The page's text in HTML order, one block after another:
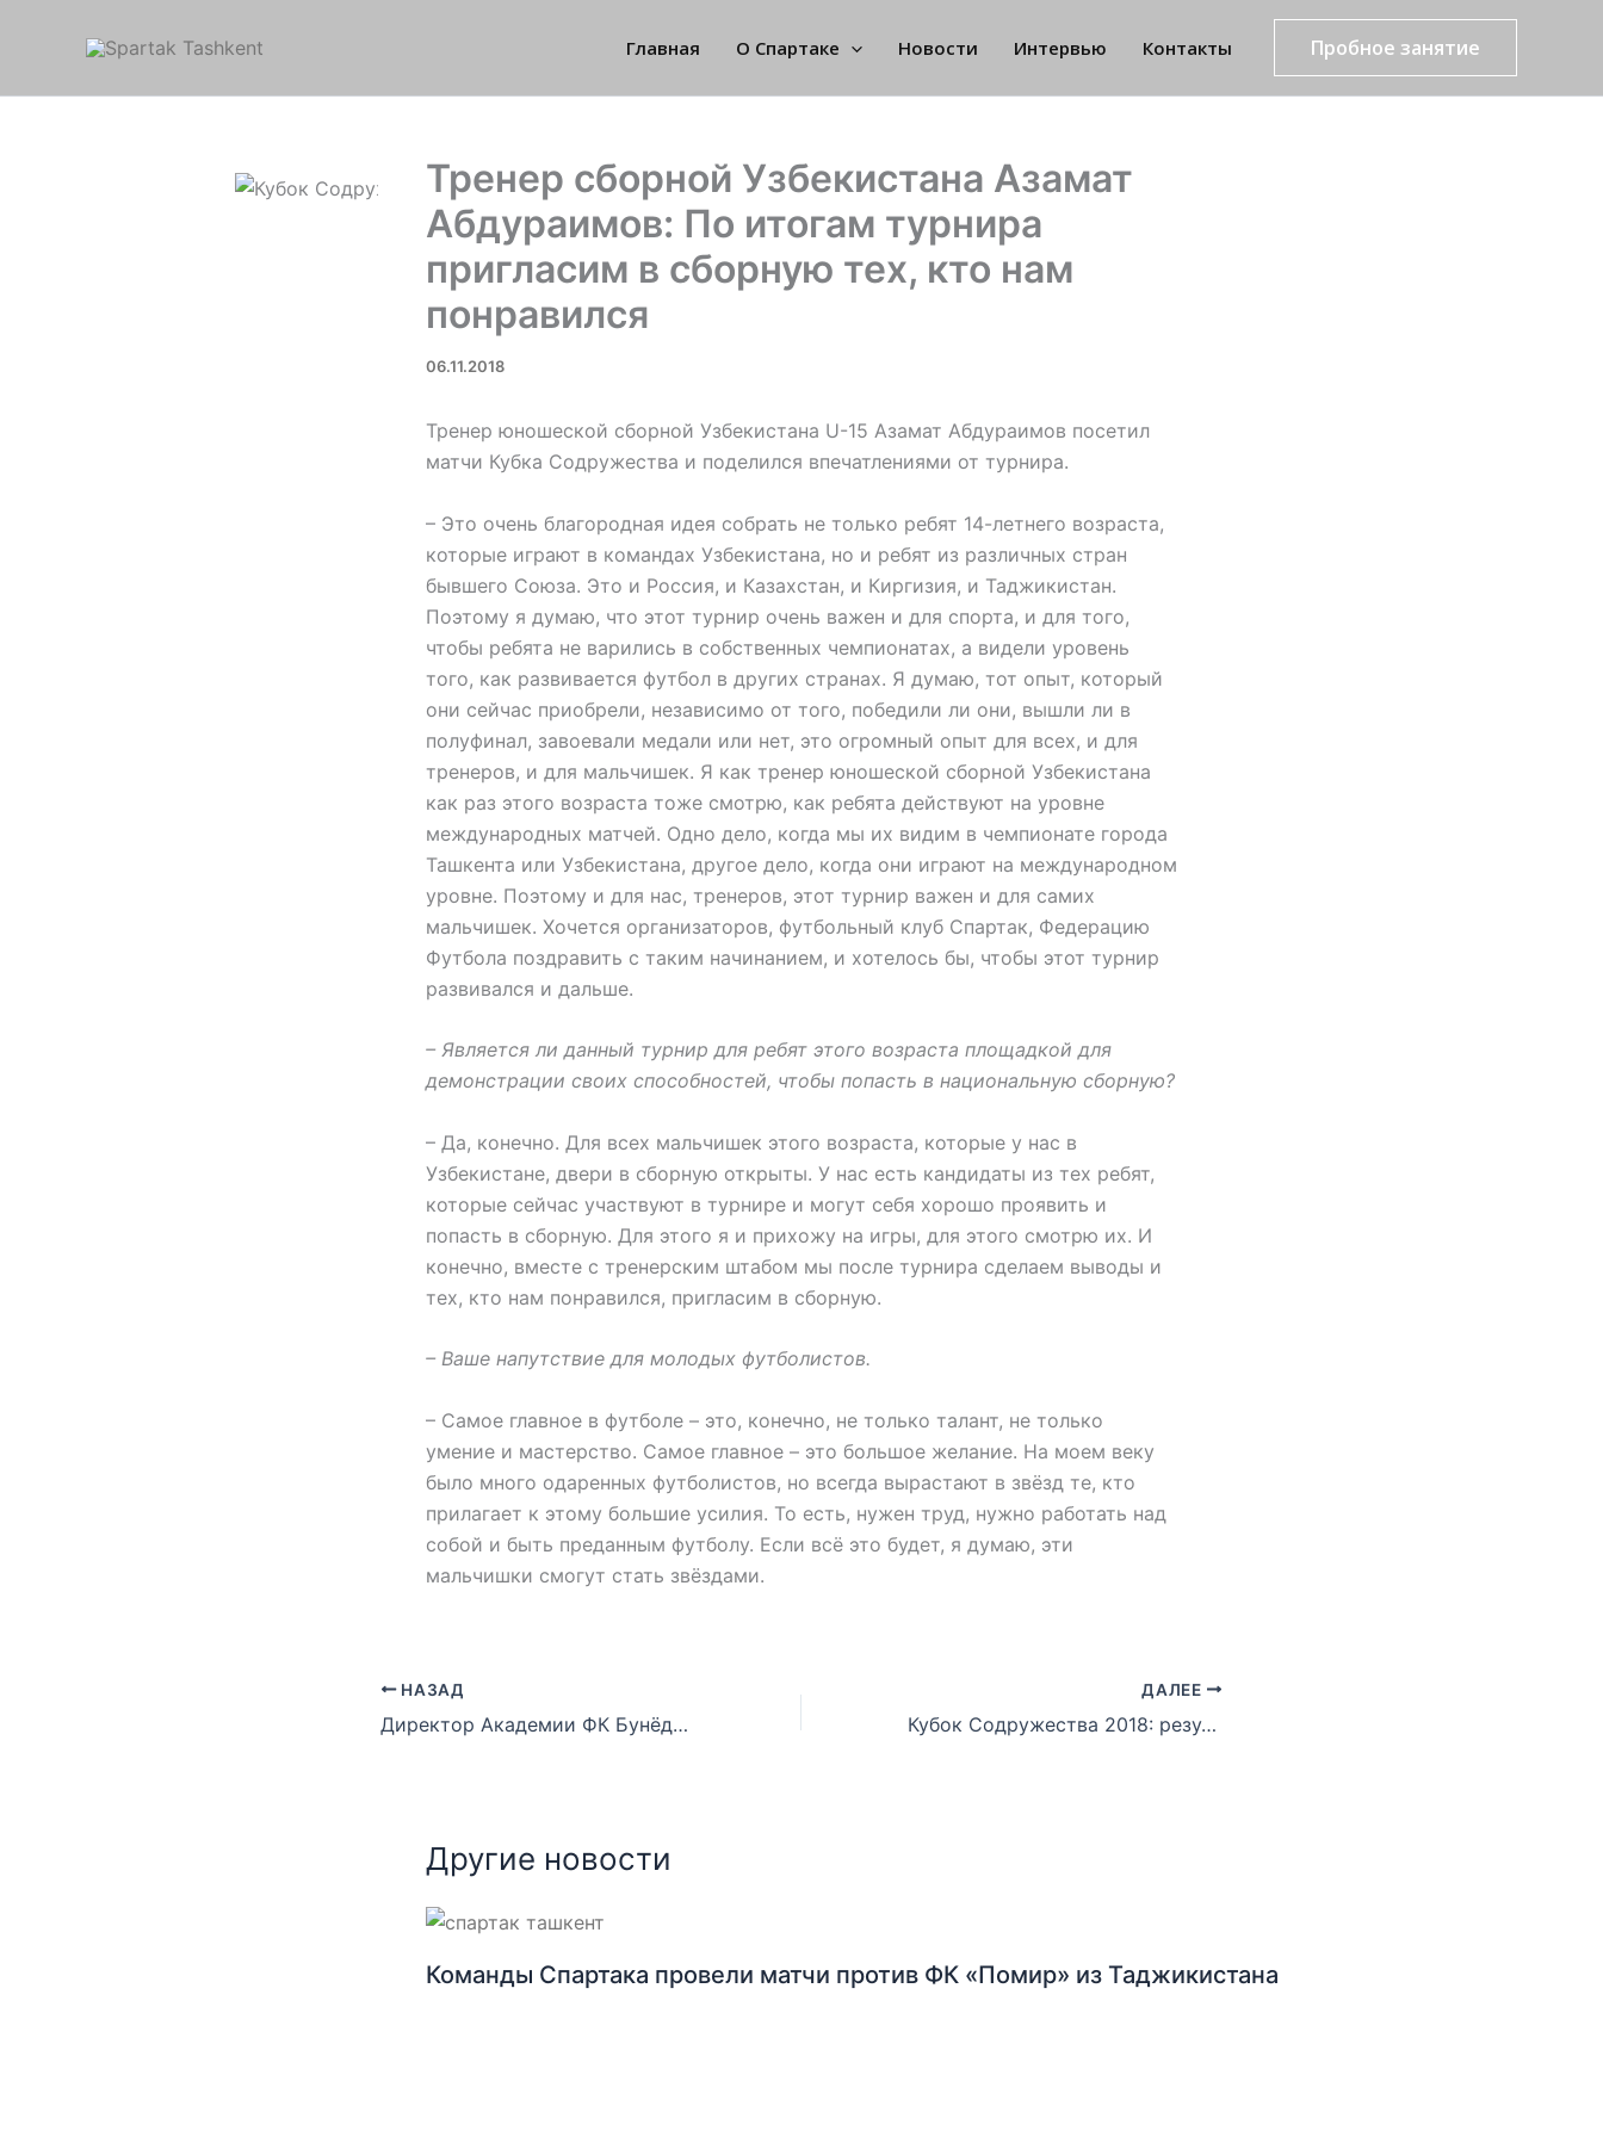
Главная О Спартаке Новости Интервью Контакты Пробное занятие
Тренер сборной Узбекистана Азамат
Абдураимов: По итогам турнира
пригласим в сборную тех, кто нам
понравился
06.11.2018
Тренер юношеской сборной Узбекистана U-15 Азамат Абдураимов посетил
матчи Кубка Содружества и поделился впечатлениями от турнира.
– Это очень благородная идея собрать не только ребят 14-летнего возраста,
которые играют в командах Узбекистана, но и ребят из различных стран
бывшего Союза. Это и Россия, и Казахстан, и Киргизия, и Таджикистан.
Поэтому я думаю, что этот турнир очень важен и для спорта, и для того,
чтобы ребята не варились в собственных чемпионатах, а видели уровень
того, как развивается футбол в других странах. Я думаю, тот опыт, который
они сейчас приобрели, независимо от того, победили ли они, вышли ли в
полуфинал, завоевали медали или нет, это огромный опыт для всех, и для
тренеров, и для мальчишек. Я как тренер юношеской сборной Узбекистана
как раз этого возраста тоже смотрю, как ребята действуют на уровне
международных матчей. Одно дело, когда мы их видим в чемпионате города
Ташкента или Узбекистана, другое дело, когда они играют на международном
уровне. Поэтому и для нас, тренеров, этот турнир важен и для самих
мальчишек. Хочется организаторов, футбольный клуб Спартак, Федерацию
Футбола поздравить с таким начинанием, и хотелось бы, чтобы этот турнир
развивался и дальше.
– Является ли данный турнир для ребят этого возраста площадкой для
демонстрации своих способностей, чтобы попасть в национальную сборную?
– Да, конечно. Для всех мальчишек этого возраста, которые у нас в
Узбекистане, двери в сборную открыты. У нас есть кандидаты из тех ребят,
которые сейчас участвуют в турнире и могут себя хорошо проявить и
попасть в сборную. Для этого я и прихожу на игры, для этого смотрю их. И
конечно, вместе с тренерским штабом мы после турнира сделаем выводы и
тех, кто нам понравился, пригласим в сборную.
– Ваше напутствие для молодых футболистов.
– Самое главное в футболе – это, конечно, не только талант, не только
умение и мастерство. Самое главное – это большое желание. На моем веку
было много одаренных футболистов, но всегда вырастают в звёзд те, кто
прилагает к этому большие усилия. То есть, нужен труд, нужно работать над
собой и быть преданным футболу. Если всё это будет, я думаю, эти
мальчишки смогут стать звёздами.
НАЗАД
Директор Академии ФК Бунёдкор Вадим Шодиматов: Данный турнир – это прекрасная идея
ДАЛЕЕ
Кубок Содружества 2018: результаты турнира
Другие новости
Команды Спартака провели матчи против ФК «Помир» из Таджикистана